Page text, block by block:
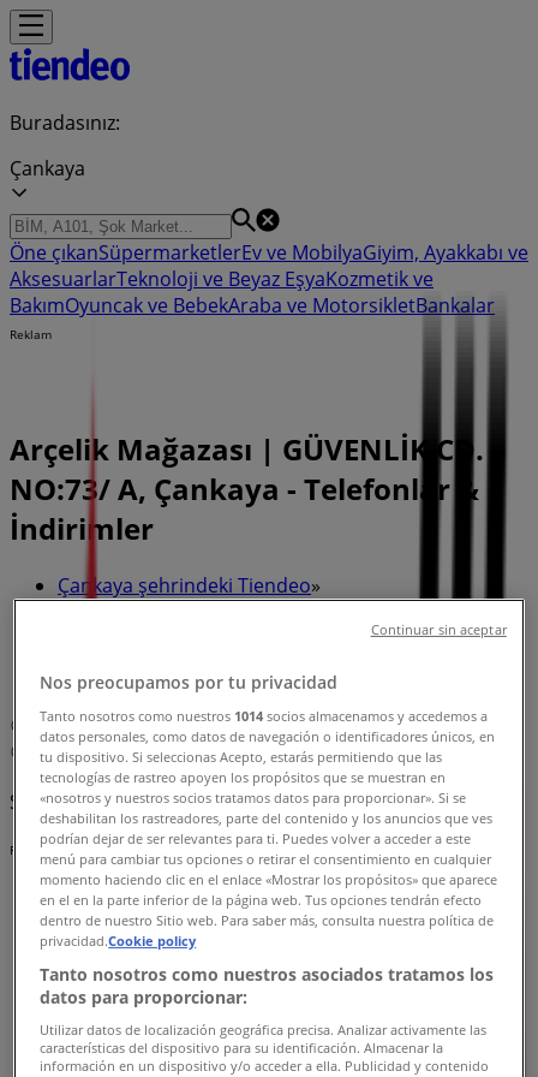
Buradasınız:
Çankaya
Öne çıkanSüpermarketlerEv ve MobilyaGiyim, Ayakkabı ve
AksesuarlarTeknoloji ve Beyaz EşyaKozmetik ve
BakımOyuncak ve BebekAraba ve MotorsikletBankalar
Reklam
Arçelik Mağazası | GÜVENLİK CD.
NO:73/ A, Çankaya - Telefonlar &
İndirimler
Çankaya şehrindeki Tiendeo»
Arçelik | GÜVENLİK CD. NO:73/ A
Harita
+903124660595
Harita
+903124660595
Size sunulan Arçelik fırsatlarını görüntülemek üzeresiniz
Reklam
Nos preocupamos por tu privacidad
Tanto nosotros como nuestros 1014 socios almacenamos y accedemos a
datos personales, como datos de navegación o identificadores únicos, en
tu dispositivo. Si seleccionas Acepto, estarás permitiendo que las
tecnologías de rastreo apoyen los propósitos que se muestran en
«nosotros y nuestros socios tratamos datos para proporcionar». Si se
deshabilitan los rastreadores, parte del contenido y los anuncios que ves
podrían dejar de ser relevantes para ti. Puedes volver a acceder a este
menú para cambiar tus opciones o retirar el consentimiento en cualquier
momento haciendo clic en el enlace «Mostrar los propósitos» que aparece
en el en la parte inferior de la página web. Tus opciones tendrán efecto
dentro de nuestro Sitio web. Para saber más, consulta nuestra política de
privacidad.Cookie policy
Tanto nosotros como nuestros asociados tratamos los
datos para proporcionar:
Utilizar datos de localización geográfica precisa. Analizar activamente las
características del dispositivo para su identificación. Almacenar la
información en un dispositivo y/o acceder a ella. Publicidad y contenido
Continuar sin aceptar